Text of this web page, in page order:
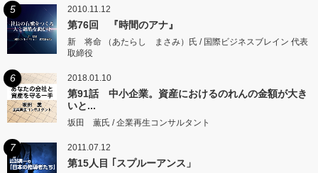
5 2010.11.12
第76回 『時間のアナ』
新 将命 （あたらし まさみ）氏 / 国際ビジネスブレイン 代表
取締役
6 2018.01.10
第91話 中小企業。資産におけるのれんの金額が大き
いと...
坂田 薫氏 / 企業再生コンサルタント
7 2011.07.12
第15人目 ｢スプルーアンス」